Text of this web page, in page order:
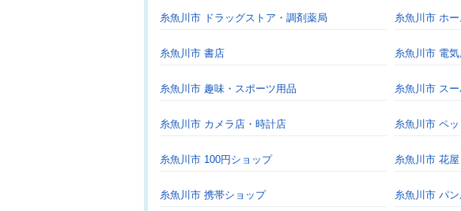
糸魚川市 ドラッグストア・調剤薬局 糸魚川市 ホ
糸魚川市 書店 糸魚川市 電
糸魚川市 趣味・スポーツ用品 糸魚川市 ス
糸魚川市 カメラ店・時計店 糸魚川市 ペ
糸魚川市 100円ショップ 糸魚川市 花
糸魚川市 携帯ショップ 糸魚川市 パ